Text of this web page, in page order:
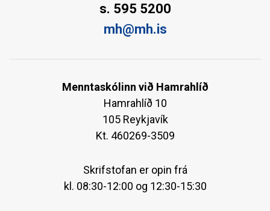
s. 595 5200
mh@mh.is
Menntaskólinn við Hamrahlíð
Hamrahlíð 10
105 Reykjavík
Kt. 460269-3509
Skrifstofan er opin frá
kl. 08:30-12:00 og 12:30-15:30